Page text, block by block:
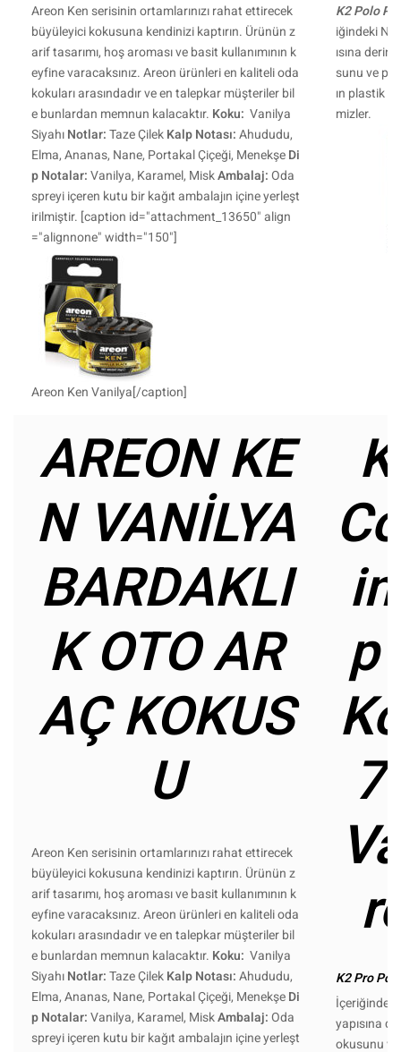
Areon Ken serisinin ortamlarınızı rahat ettirecek
büyüleyici kokusuna kendinizi kaptırın. Ürünün z
arif tasarımı, hoş aroması ve basit kullanımının k
eyfine varacaksınız. Areon ürünleri en kaliteli oda
kokuları arasındadır ve en talepkar müşteriler bil
e bunlardan memnun kalacaktır. Koku: Vanilya
SiyahıNotlar:Taze ÇilekKalp Notası:Ahududu,
Elma, Ananas, Nane, Portakal Çiçeği, MenekşeDi
p Notalar:Vanilya, Karamel, MiskAmbalaj:Oda
spreyi içeren kutu bir kağıt ambalajın içine yerleşt
irilmiştir. [caption id="attachment_13650" align
="alignnone" width="150"]
Areon Ken Vanilya[/caption]
K2 Polo
iğindeki
ısına
sunu ve
ın plastik
mizler.
AREON KE
N VANİLYA
BARDAKLI
K OTO AR
AÇ KOKUS
U
Areon Ken serisinin ortamlarınızı rahat ettirecek
büyüleyici kokusuna kendinizi kaptırın. Ürünün z
arif tasarımı, hoş aroması ve basit kullanımının k
eyfine varacaksınız. Areon ürünleri en kaliteli oda
kokuları arasındadır ve en talepkar müşteriler bil
e bunlardan memnun kalacaktır. Koku: Vanilya
SiyahıNotlar:Taze ÇilekKalp Notası:Ahududu,
Elma, Ananas, Nane, Portakal Çiçeği, MenekşeDi
p Notalar:Vanilya, Karamel, MiskAmbalaj:Oda
spreyi içeren kutu bir kağıt ambalajın içine yerleşt
p
K2 Pro
yapısına
okusunu ve